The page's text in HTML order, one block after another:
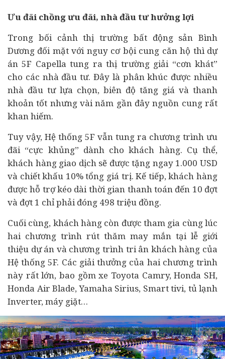
Ưu đãi chồng ưu đãi, nhàđầu tưhưởng lợi
Trong bối cảnh thị trường bất động sản Bình
Dương đối mặt với nguy cơ bội cung căn hộ thì dự
án 5F Capella tung ra thị trường giải “cơn khát”
cho các nhà đầu tư. Đây là phân khúc được nhiều
nhà đầu tư lựa chọn, biên độ tăng giá và thanh
khoản tốt nhưng vài năm gần đây nguồn cung rất
khan hiếm.
Tuy vậy, Hệ thống 5F vẫn tung ra chương trình ưu
đãi “cực khủng” dành cho khách hàng. Cụ thể,
khách hàng giao dịch sẽ được tặng ngay 1.000 USD
và chiết khấu 10% tổng giá trị. Kế tiếp, khách hàng
được hỗ trợ kéo dài thời gian thanh toán đến 10 đợt
và đợt 1 chỉ phải đóng 498 triệu đồng.
Cuối cùng, khách hàng còn được tham gia cùng lúc
hai chương trình rút thăm may mắn tại lễ giới
thiệu dự án và chương trình tri ân khách hàng của
Hệ thống 5F. Các giải thưởng của hai chương trình
này rất lớn, bao gồm xe Toyota Camry, Honda SH,
Honda Air Blade, Yamaha Sirius, Smart tivi, tủ lạnh
Inverter, máy giặt…